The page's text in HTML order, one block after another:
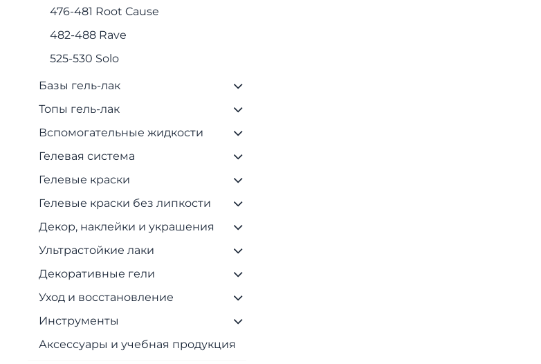
476-481 Root Cause
482-488 Rave
525-530 Solo
Базы гель-лак
Топы гель-лак
Вспомогательные жидкости
Гелевая система
Гелевые краски
Гелевые краски без липкости
Декор, наклейки и украшения
Ультрастойкие лаки
Декоративные гели
Уход и восстановление
Инструменты
Аксессуары и учебная продукция